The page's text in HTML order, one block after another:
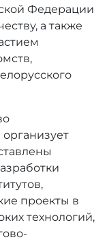
Федерации
а также
проекты в
технологий,